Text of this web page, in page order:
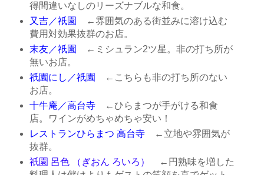
得間違いなしのリーズナブルな和食。
又吉／祇園
←雰囲気のある街並みに溶け込む
費用対効果抜群のお店。
末友／祇園
←ミシュラン2ツ星。非の打ち所が
無いお店。
祇園にし／祇園
←こちらも非の打ち所のない
お店。
十牛庵／高台寺←ひらまつが手がける和食
店。ワインがめちゃめちゃ安い！
レストランひらまつ 高台寺←立地や雰囲気が
抜群。
祇園 呂色 （ぎおん ろいろ）
←円熟味を増した